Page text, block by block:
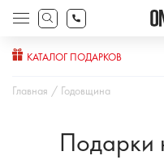
Поиск
товаров
Главная Годовщина
Подарки
КАТАЛОГ ПОДАРКОВ